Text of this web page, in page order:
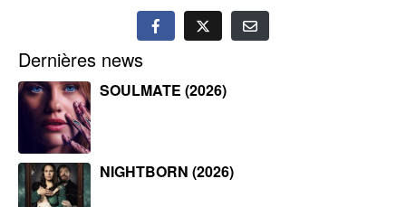
Dernières news
SOULMATE (2026)
NIGHTBORN (2026)